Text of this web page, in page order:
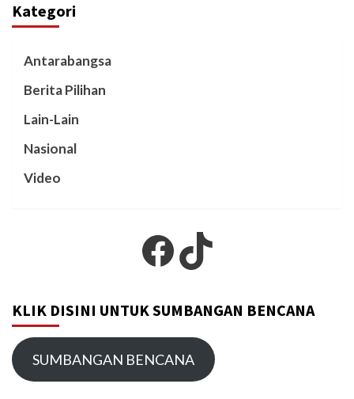
Kategori
Antarabangsa
Berita Pilihan
Lain-Lain
Nasional
Video
Facebook
TikTok
KLIK DISINI UNTUK SUMBANGAN BENCANA
SUMBANGAN BENCANA